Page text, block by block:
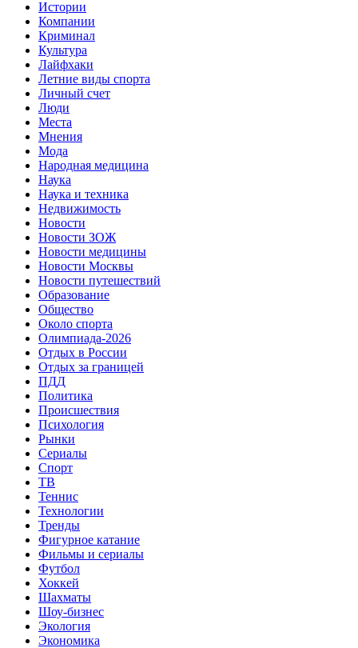
Истории
Компании
Криминал
Культура
Лайфхаки
Летние виды спорта
Личный счет
Люди
Места
Мнения
Мода
Народная медицина
Наука
Наука и техника
Недвижимость
Новости
Новости ЗОЖ
Новости медицины
Новости Москвы
Новости путешествий
Образование
Общество
Около спорта
Олимпиада-2026
Отдых в России
Отдых за границей
ПДД
Политика
Происшествия
Психология
Рынки
Сериалы
Спорт
ТВ
Теннис
Технологии
Тренды
Фигурное катание
Фильмы и сериалы
Футбол
Хоккей
Шахматы
Шоу-бизнес
Экология
Экономика